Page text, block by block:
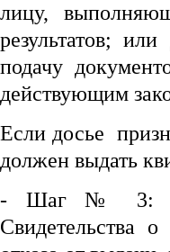
лицу,
результатов;
подачу
действующим
Если досье
должен выдать
- Шаг № 3:
Свидетельства